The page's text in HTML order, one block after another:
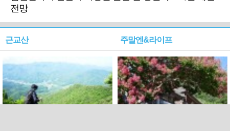
전망
근교산 주말엔&라이프